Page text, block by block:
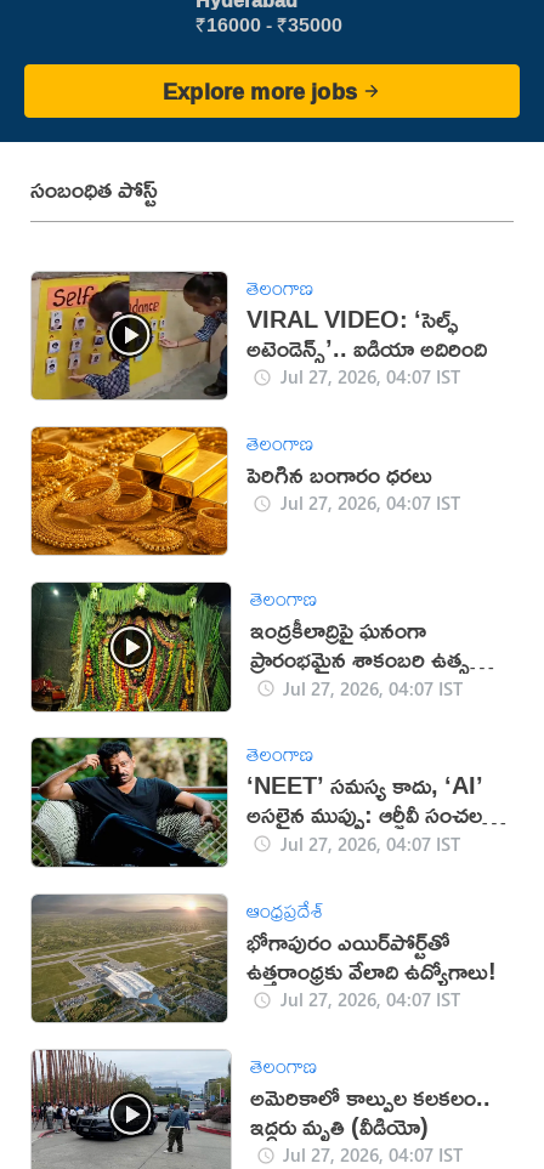
₹16000 - ₹35000
Explore more jobs
సంబంధిత పోస్ట్
తెలంగాణ
VIRAL VIDEO: ‘సెల్ఫ్
అటెండెన్స్’.. ఐడియా అదిరింది
Jul 27, 2026, 04:07 IST
తెలంగాణ
పెరిగిన బంగారం ధరలు
Jul 27, 2026, 04:07 IST
తెలంగాణ
ఇంద్రకీలాద్రిపై ఘనంగా
ప్రారంభమైన శాకంబరి ఉత్సవాలు
(వీడియో)
Jul 27, 2026, 04:07 IST
తెలంగాణ
‘NEET’ సమస్య కాదు, ‘AI’
అసలైన ముప్పు: ఆర్జీవీ సంచలన
వ్యాఖ్యలు
Jul 27, 2026, 04:07 IST
ఆంధ్రప్రదేశ్
భోగాపురం ఎయిర్‌పోర్ట్‌తో
ఉత్తరాంధ్రకు వేలాది ఉద్యోగాలు!
Jul 27, 2026, 04:07 IST
తెలంగాణ
అమెరికాలో కాల్పుల కలకలం..
ఇద్దరు మృతి (వీడియో)
Jul 27, 2026, 04:07 IST